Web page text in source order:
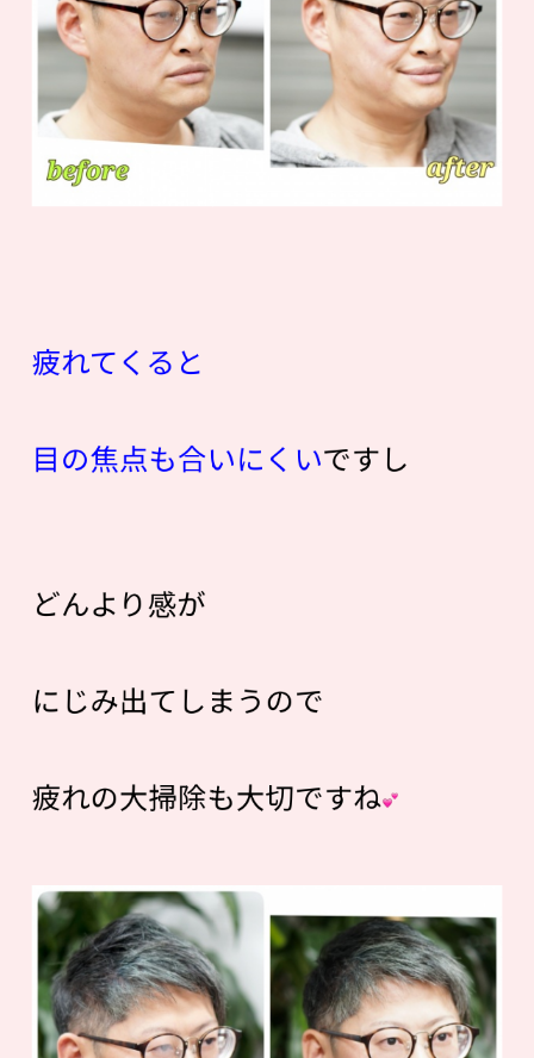
疲れてくると
目の焦点も合いにくいですし
どんより感が
にじみ出てしまうので
疲れの大掃除も大切ですね